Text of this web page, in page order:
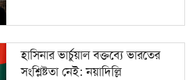
হাসিনার ভার্চুয়াল বক্তব্যে ভারতের
সংশ্লিষ্টতা নেই: নয়াদিল্লি